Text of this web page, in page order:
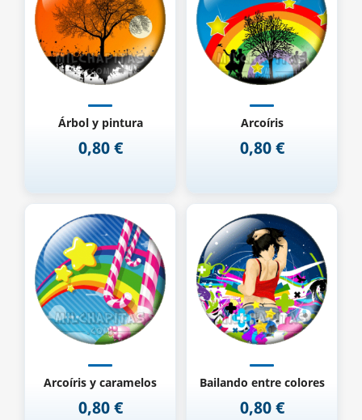
Árbol y pintura
Precio
0,80 €
Arcoíris
Precio
0,80 €
Arcoíris y caramelos
Precio
0,80 €
Bailando entre colores
Precio
0,80 €